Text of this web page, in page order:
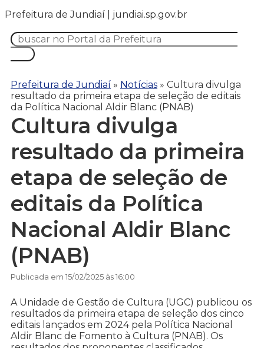
Prefeitura de Jundiaí | jundiai.sp.gov.br
Prefeitura de Jundiaí » Notícias » Cultura divulga
resultado da primeira etapa de seleção de editais
da Política Nacional Aldir Blanc (PNAB)
Cultura divulga
resultado da primeira
etapa de seleção de
editais da Política
Nacional Aldir Blanc
(PNAB)
Publicada em 15/02/2025 às 16:00
A Unidade de Gestão de Cultura (UGC) publicou os
resultados da primeira etapa de seleção dos cinco
editais lançados em 2024 pela Política Nacional
Aldir Blanc de Fomento à Cultura (PNAB). Os